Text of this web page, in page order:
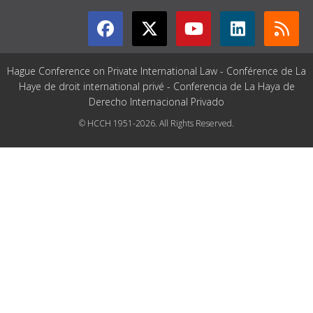
Hague Conference on Private International Law - Conférence de La
Haye de droit international privé - Conferencia de La Haya de
Derecho Internacional Privado
© HCCH 1951-2026. All Rights Reserved.